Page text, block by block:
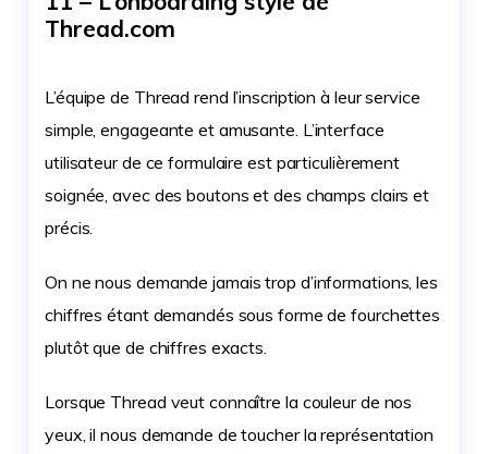
Thread.com
L’équipe de Thread rend l’inscription à leur service
simple, engageante et amusante. L’interface
utilisateur de ce formulaire est particulièrement
soignée, avec des boutons et des champs clairs et
précis.
On ne nous demande jamais trop d’informations, les
chiffres étant demandés sous forme de fourchettes
plutôt que de chiffres exacts.
Lorsque Thread veut connaître la couleur de nos
yeux, il nous demande de toucher la représentation